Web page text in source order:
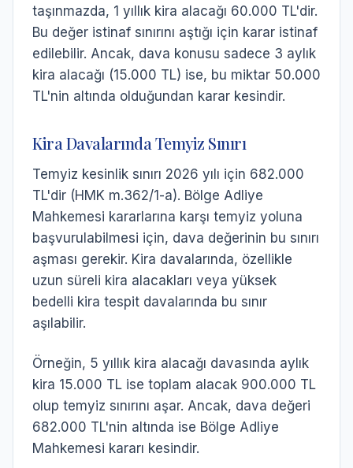
taşınmazda, 1 yıllık kira alacağı 60.000 TL'dir.
Bu değer istinaf sınırını aştığı için karar istinaf
edilebilir. Ancak, dava konusu sadece 3 aylık
kira alacağı (15.000 TL) ise, bu miktar 50.000
TL'nin altında olduğundan karar kesindir.
Kira Davalarında Temyiz Sınırı
Temyiz kesinlik sınırı 2026 yılı için 682.000
TL'dir (HMK m.362/1-a). Bölge Adliye
Mahkemesi kararlarına karşı temyiz yoluna
başvurulabilmesi için, dava değerinin bu sınırı
aşması gerekir. Kira davalarında, özellikle
uzun süreli kira alacakları veya yüksek
bedelli kira tespit davalarında bu sınır
aşılabilir.
Örneğin, 5 yıllık kira alacağı davasında aylık
kira 15.000 TL ise toplam alacak 900.000 TL
olup temyiz sınırını aşar. Ancak, dava değeri
682.000 TL'nin altında ise Bölge Adliye
Mahkemesi kararı kesindir.